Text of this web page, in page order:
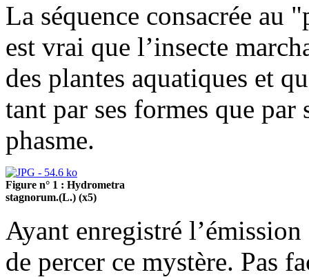
La séquence consacrée au
est vrai que l’insecte
des plantes aquatiques et
tant par ses formes que par
phasme.
Figure n° 1 : Hydrometra
stagnorum.(L.) (x5)
Ayant enregistré
de percer ce mystère. Pas